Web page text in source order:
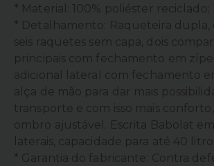
* Material: 100% poliéster reciclado;
* Detalhamento: Raqueteira dupla,
seis raquetes sem capa, dois
principais com fechamento em
adicional lateral com fechamento
alça de mão para dar mais
transporte e com isso mais
ombro ajustável. Escrita Babolat em
laterais, capacidade para até 40
* Garantia do fabricante: Contra